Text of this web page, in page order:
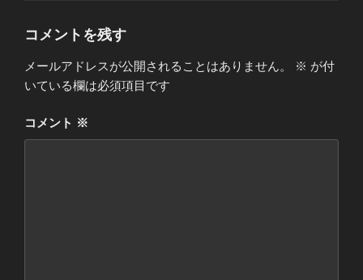
コメントを残す
メールアドレスが公開されることはありません。 ※ が付
いている欄は必須項目です
コメント ※